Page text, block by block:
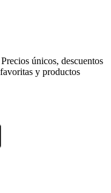
únicos, descuentos
y productos